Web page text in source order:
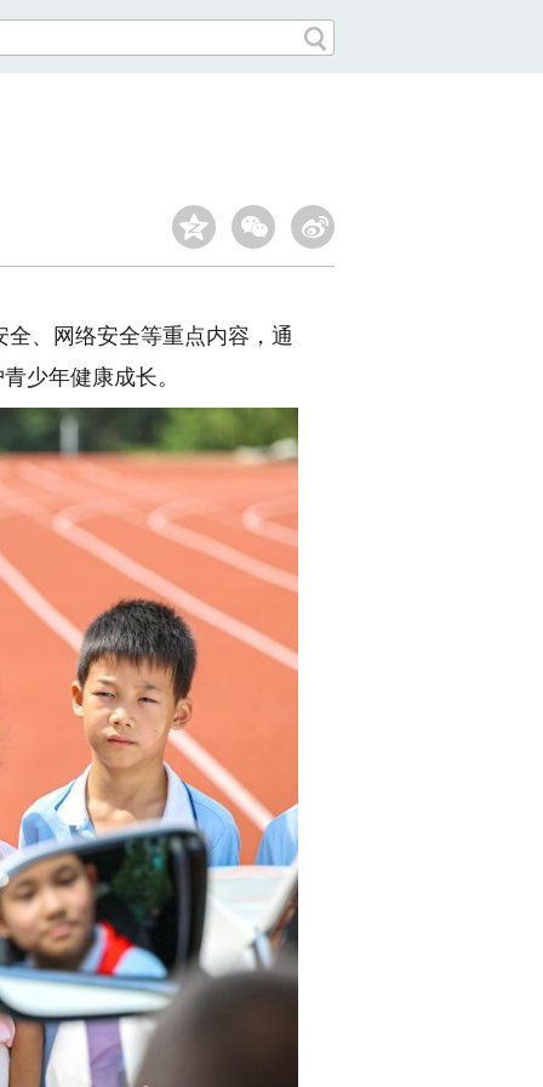
、网络安全等重点内容，通
少年健康成长。